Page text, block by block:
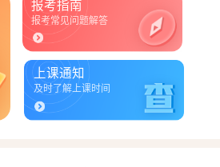
报考指南
报考常见问题解答
及时了解上课时间
上课通知